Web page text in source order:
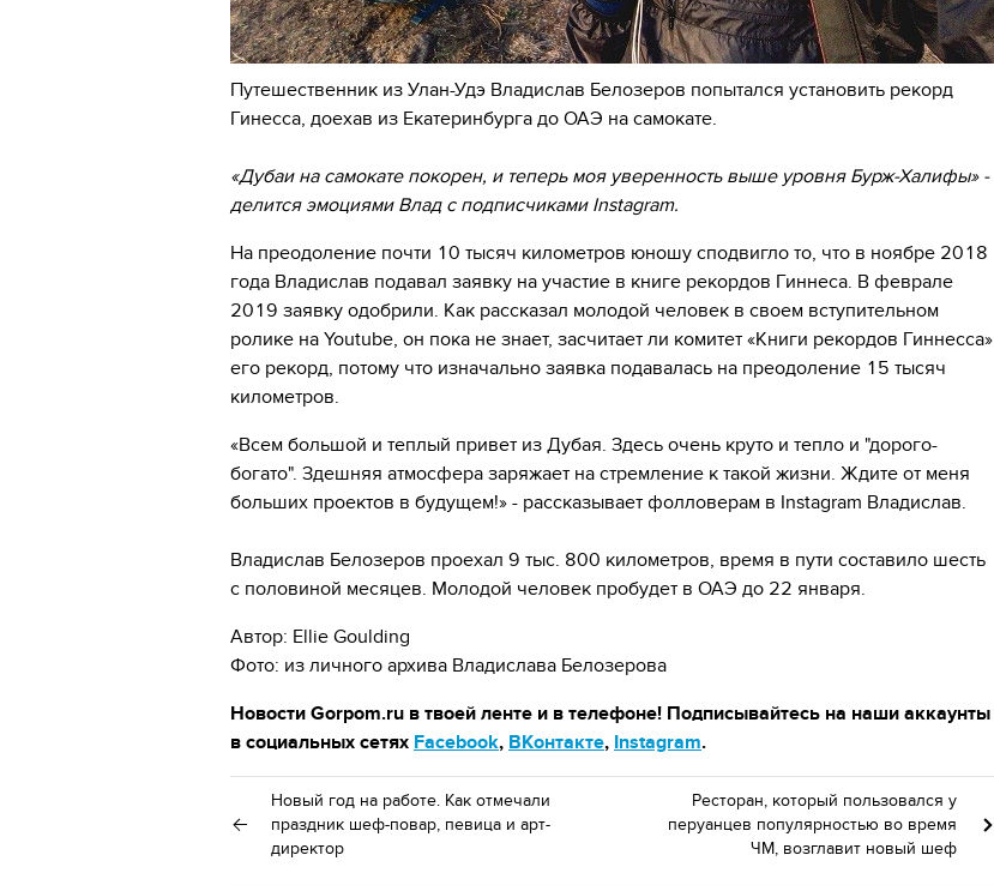
Путешественник из Улан-Удэ Владислав Белозеров попытался установить рекорд
Гинесса, доехав из Екатеринбурга до ОАЭ на самокате.
«Дубаи на самокате покорен, и теперь моя уверенность выше уровня Бурж-Халифы» -
делится эмоциями Влад с подписчиками Instagram.
На преодоление почти 10 тысяч километров юношу сподвигло то, что в ноябре 2018
года Владислав подавал заявку на участие в книге рекордов Гиннеса. В феврале
2019 заявку одобрили. Как рассказал молодой человек в своем вступительном
ролике на Youtube, он пока не знает, засчитает ли комитет «Книги рекордов Гиннесса»
его рекорд, потому что изначально заявка подавалась на преодоление 15 тысяч
километров.
«Всем большой и теплый привет из Дубая. Здесь очень круто и тепло и "дорого-
богато". Здешняя атмосфера заряжает на стремление к такой жизни. Ждите от меня
больших проектов в будущем!» - рассказывает фолловерам в Instagram Владислав.
Владислав Белозеров проехал 9 тыс. 800 километров, время в пути составило шесть
с половиной месяцев. Молодой человек пробудет в ОАЭ до 22 января.
Автор: Ellie Goulding
Фото: из личного архива Владислава Белозерова
Новости Gorpom.ru в твоей ленте и в телефоне! Подписывайтесь на наши аккаунты
в социальных сетях Facebook, ВКонтакте, Instagram.
Новый год на работе. Как отмечали
праздник шеф-повар, певица и арт-
директор
Ресторан, который пользовался у
перуанцев популярностью во время
ЧМ, возглавит новый шеф